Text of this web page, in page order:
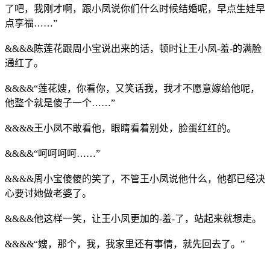
了吧，我刚才啊，跟小凤说你们什么时候结婚呢，早点生娃早
点享福……”
&&&&陈莲花跟周小宝说出来的话，顿时让王小凤-羞-的满脸
通红了。
&&&&“莲花嫂，你看你，又笑话我，我才不愿意嫁给他呢，
他整个就是傻子一个……”
&&&&王小凤不敢看他，眼睛看着别处，脸蛋红红的。
&&&&“呵呵呵呵……”
&&&&周小宝傻傻的笑了，不管王小凤说他什么，他都已经决
心要讨她做老婆了。
&&&&他这样一笑，让王小凤更加的-羞-了，站起来就想走。
&&&&“嫂，那个，我，我家里还有事情，就先回去了。”